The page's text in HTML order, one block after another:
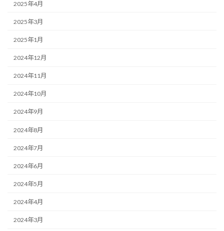
2025年4月
2025年3月
2025年1月
2024年12月
2024年11月
2024年10月
2024年9月
2024年8月
2024年7月
2024年6月
2024年5月
2024年4月
2024年3月